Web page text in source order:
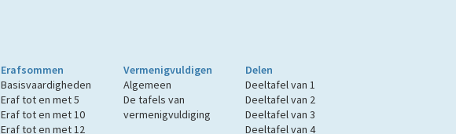
Erafsommen
Basisvaardigheden
Eraf tot en met 5
Eraf tot en met 10
Eraf tot en met 12
Vermenigvuldigen
Algemeen
De tafels van
vermenigvuldiging
Delen
Deeltafel van 1
Deeltafel van 2
Deeltafel van 3
Deeltafel van 4